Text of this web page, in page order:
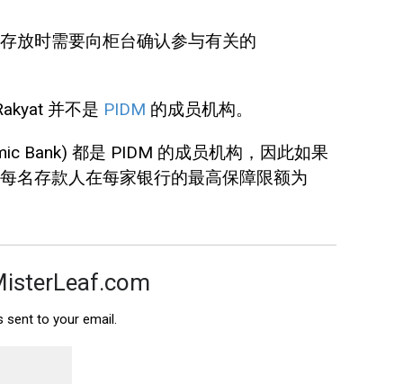
放时需要向柜台确认参与有关的
并不是 PIDM 的成员机构。
Bank) 都是 PIDM 的成员机构，因此如果
名存款人在每家银行的最高保障限额为
sent to your email.